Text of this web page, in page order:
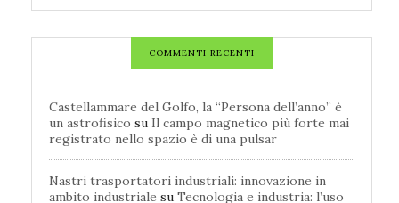
COMMENTI RECENTI
Castellammare del Golfo, la “Persona dell’anno” è
un astrofisico su Il campo magnetico più forte mai
registrato nello spazio è di una pulsar
Nastri trasportatori industriali: innovazione in
ambito industriale su Tecnologia e industria: l’uso